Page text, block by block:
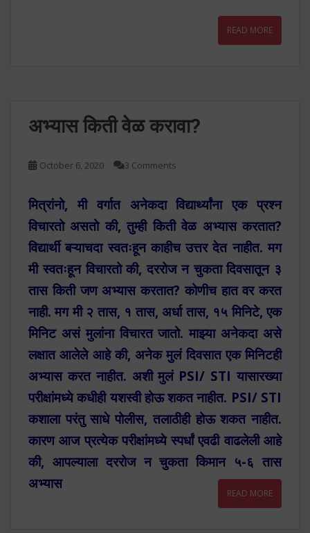
READ MORE
अभ्यास किती वेळ करावा?
October 6, 2020 3 Comments
मित्रांनो, मी वर्गात अनेकदा विद्यार्थ्यांना एक प्रश्न
विचारतो असतो की, तुम्ही किती वेळ अभ्यास करतात?
विद्यार्थी बऱ्याचदा स्वतःहून काहीच उत्तर देत नाहीत. मग
मी स्वतःहून विचारतो की, दररोज न चुकता दिवसातून ३
तास किती जण अभ्यास करतात? कोणीच हात वर करत
नाही. मग मी २ तास, १ तास, अर्धा तास, १५ मिनिटे, एक
मिनिट असं मुलांना विचारत जातो. माझ्या अनेकदा असे
लक्षात आलेले आहे की, अनेक मुलं दिवसात एक मिनिटही
अभ्यास करत नाहीत. अशी मुलं PSI/ STI यासारख्या
परीक्षांमध्ये कधीही यशस्वी होऊ शकत नाहीत. PSI/ STI
कशाला परंतु साधे पोलीस, तलाठीही होऊ शकत नाहीत.
कारण आज प्रत्येक परीक्षांमध्ये स्पर्धां एवढी वाढलेली आहे
की, आपल्याला दररोज न चुकता किमान ५-६ तास
अभ्यास
READ MORE